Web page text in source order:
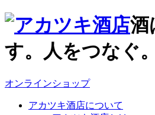
酒
す。人をつなぐ。
オンラインショップ
アカツキ酒店について